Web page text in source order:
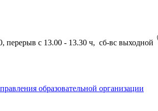
перерыв с 13.00 - 13.30 ч, сб-вс выходной
образовательной организации